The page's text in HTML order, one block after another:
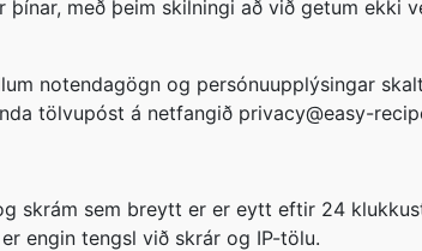
með þeim skilningi að við getum ekki
notendagögn og persónuupplýsingar
tölvupóst á netfangið privacy@easy-
skrám sem breytt er er eytt eftir 24
engin tengsl við skrár og IP-tölu.